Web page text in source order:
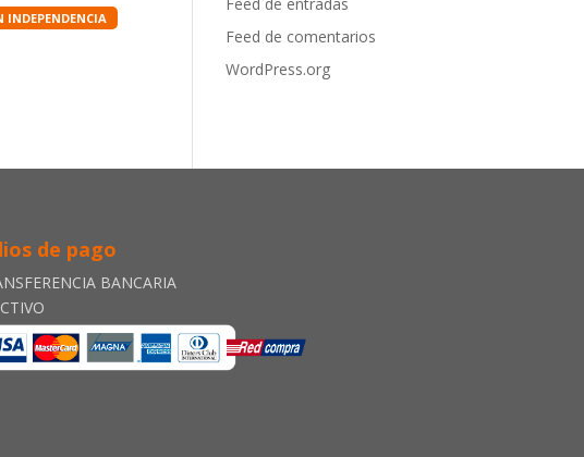
INDEPENDENCIA
Feed de comentarios
WordPress.org
de pago
BANCARIA